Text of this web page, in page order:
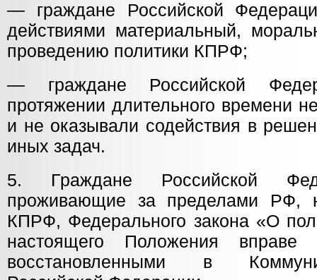
— граждане Российской
действиями материальный,
проведению политики КПРФ;
— граждане Российской
протяжении длительного времени
и не оказывали содействия в
иных задач.
5. Граждане Российской
проживающие за пределами РФ,
КПРФ, Федерального закона «О
настоящего Положения
восстановленными в